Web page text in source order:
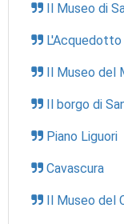
Il Museo di
Il Museo del
Il borgo di
Piano Liguori
Cavascura
Il Museo del